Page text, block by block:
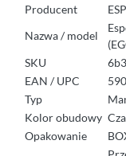
Producent
Nazwa / model
SKU
EAN / UPC
Typ
Kolor obudowy
Opakowanie